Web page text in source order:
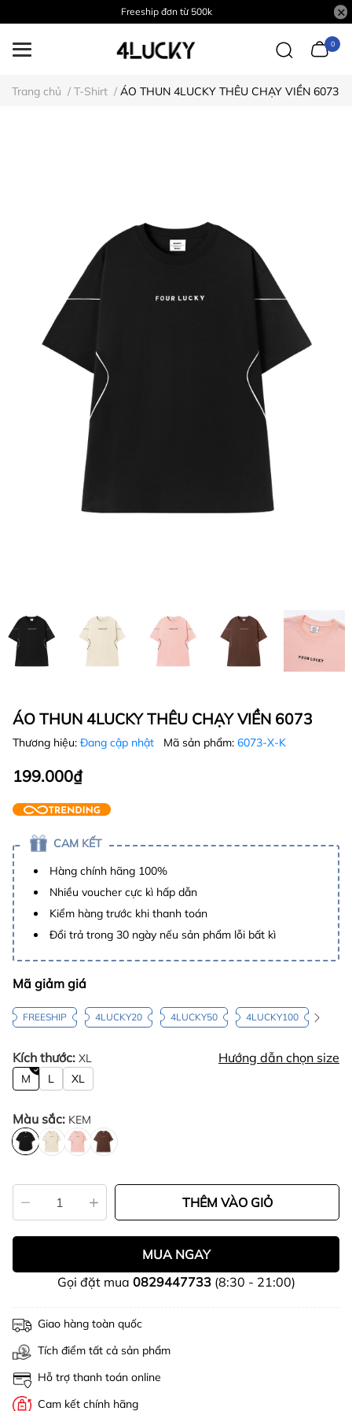
Freeship đơn từ 500k
0
Trang chủ / T-Shirt / ÁO THUN 4LUCKY THÊU CHẠY VIỀN 6073
ÁO THUN 4LUCKY THÊU CHẠY VIỀN 6073
Thương hiệu: Đang cập nhật Mã sản phẩm: 6073-X-K
199.000₫
CAM KẾT
Hàng chính hãng 100%
Nhiều voucher cực kì hấp dẫn
Kiểm hàng trước khi thanh toán
Đổi trả trong 30 ngày nếu sản phẩm lỗi bất kì
Mã giảm giá
FREESHIP 4LUCKY20 4LUCKY50 4LUCKY100
Kích thước: XL Hướng dẫn chọn size
M L XL
Màu sắc: KEM
THÊM VÀO GIỎ
MUA NGAY
Gọi đặt mua 0829447733(8:30 - 21:00)
Giao hàng toàn quốc
Tích điểm tất cả sản phẩm
Hỗ trợ thanh toán online
Cam kết chính hãng